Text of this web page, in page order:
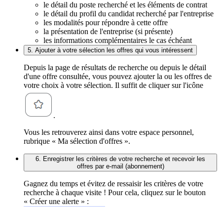
le détail du poste recherché et les éléments de contrat
le détail du profil du candidat recherché par l'entreprise
les modalités pour répondre à cette offre
la présentation de l'entreprise (si présente)
les informations complémentaires le cas échéant
5. Ajouter à votre sélection les offres qui vous intéressent
Depuis la page de résultats de recherche ou depuis le détail
d'une offre consultée, vous pouvez ajouter la ou les offres de
votre choix à votre sélection. Il suffit de cliquer sur l'icône
.
Vous les retrouverez ainsi dans votre espace personnel,
rubrique « Ma sélection d'offres ».
6. Enregistrer les critères de votre recherche et recevoir les
offres par e-mail (abonnement)
Gagnez du temps et évitez de ressaisir les critères de votre
recherche à chaque visite ! Pour cela, cliquez sur le bouton
« Créer une alerte » :